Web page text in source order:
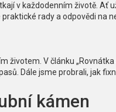
v každodenním životě. Ať
rady a odpovědi na
životem. V článku
Dále jsme probrali, jak
kámen